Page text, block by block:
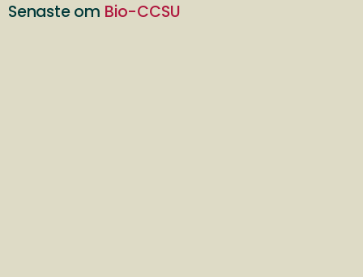
Senaste om Bio-CCSU